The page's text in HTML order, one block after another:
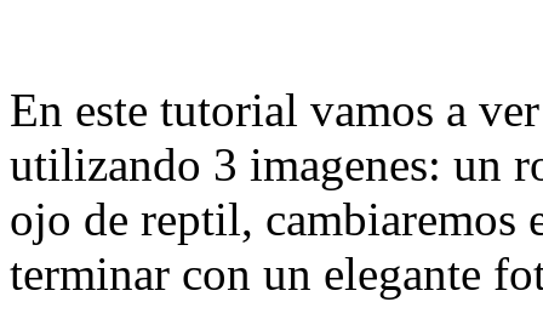
En este tutorial vamos a
utilizando 3 imagenes: un
ojo de reptil, cambiaremos
terminar con un elegante